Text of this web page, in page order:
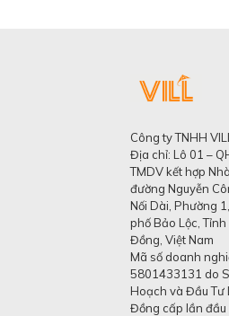
Công ty TNHH
Địa chỉ: Lô 01 –
TMDV kết hợp
đường Nguyễn
Nối Dài, Phường
phố Bảo Lộc, Tỉnh
Đồng, Việt Nam
Mã số doanh
5801433131 do
Hoạch và Đầu Tư
Đồng cấp lần đầu